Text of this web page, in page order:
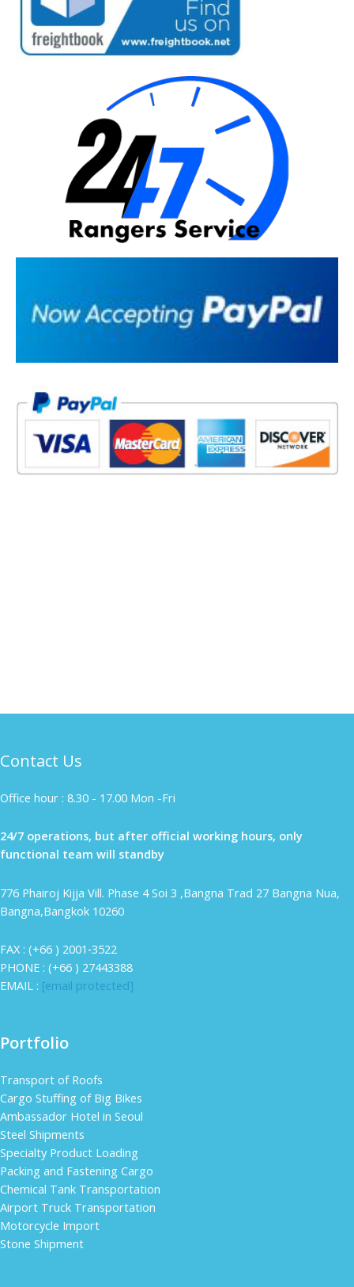
Contact Us
Office hour : 8.30 - 17.00 Mon -Fri
24/7 operations, but after official working hours, only
functional team will standby
776 Phairoj Kijja Vill. Phase 4 Soi 3 ,Bangna Trad 27 Bangna Nua,
Bangna,Bangkok 10260
FAX : (+66 ) 2001‐3522
PHONE : (+66 ) 27443388
EMAIL : [email protected]
Portfolio
Transport of Roofs
Cargo Stuffing of Big Bikes
Ambassador Hotel in Seoul
Steel Shipments
Specialty Product Loading
Packing and Fastening Cargo
Chemical Tank Transportation
Airport Truck Transportation
Motorcycle Import
Stone Shipment